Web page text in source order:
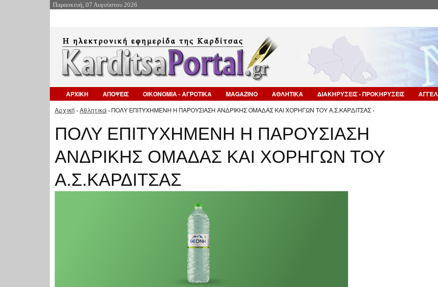
Παρασκευή, 07 Αυγούστου 2026
ΑΡΧΙΚΗ ΑΠΟΨΕΙΣ ΟΙΚΟΝΟΜΙΑ - ΑΓΡΟΤΙΚΑ MAGAZINO ΑΘΛΗΤΙΚΑ ΔΙΑΚΗΡΥΞΕΙΣ - ΠΡΟΚΗΡΥΞΕΙΣ
Είστε εδώ
Αρχική › Αθλητικά › ΠΟΛΥ ΕΠΙΤΥΧΗΜΕΝΗ Η ΠΑΡΟΥΣΙΑΣΗ ΑΝΔΡΙΚΗΣ ΟΜΑΔΑΣ ΚΑΙ ΧΟΡΗΓΩΝ ΤΟΥ Α.Σ.ΚΑΡΔΙΤΣΑΣ ›
ΠΟΛΥ ΕΠΙΤΥΧΗΜΕΝΗ Η ΠΑΡΟΥΣΙΑΣΗ
ΑΝΔΡΙΚΗΣ ΟΜΑΔΑΣ ΚΑΙ ΧΟΡΗΓΩΝ ΤΟΥ
Α.Σ.ΚΑΡΔΙΤΣΑΣ